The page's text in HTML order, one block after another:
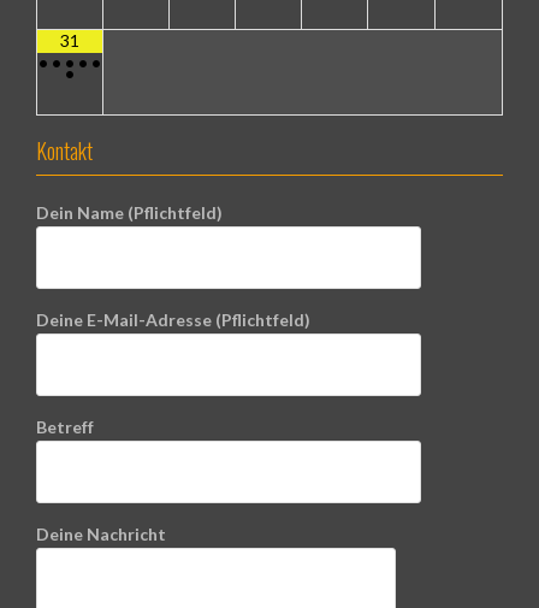
31
• • • • •
•
Kontakt
Dein Name (Pflichtfeld)
Deine E-Mail-Adresse (Pflichtfeld)
Betreff
Deine Nachricht